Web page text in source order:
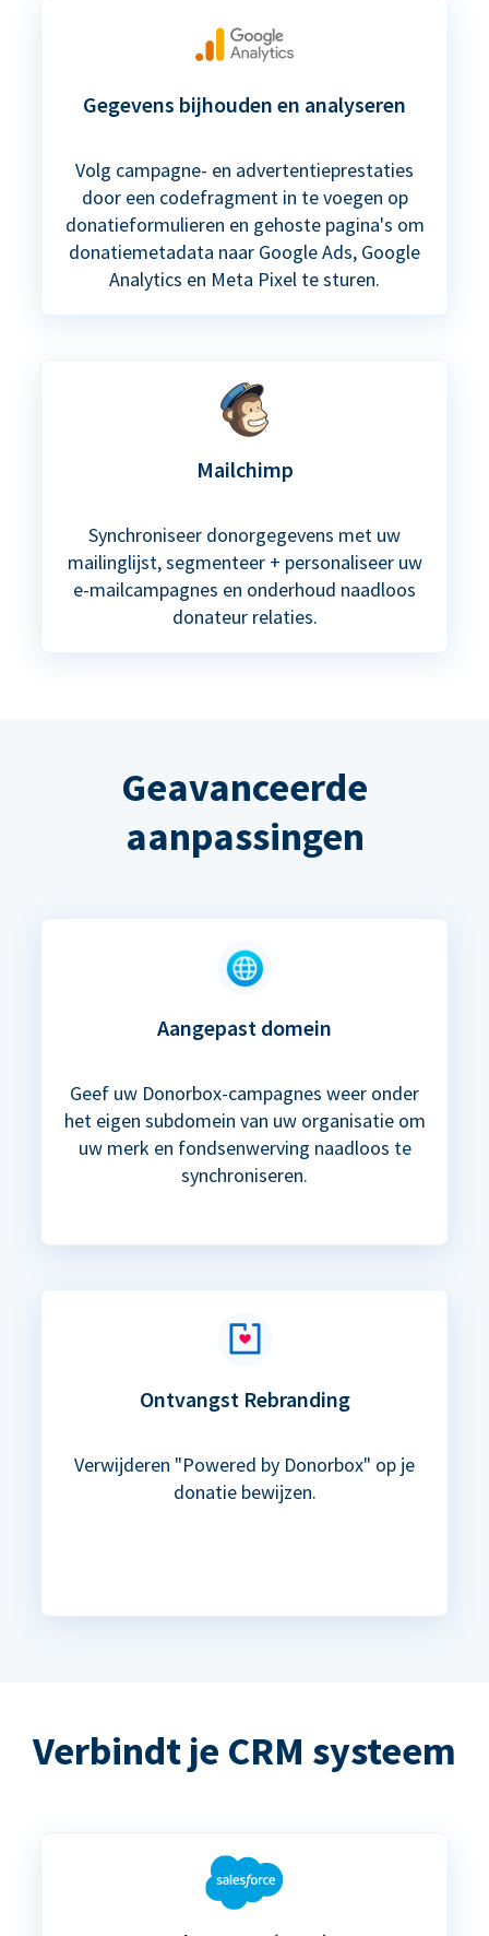
Gegevens bijhouden en analyseren
Volg campagne- en advertentieprestaties
door een codefragment in te voegen op
donatieformulieren en gehoste pagina's om
donatiemetadata naar Google Ads, Google
Analytics en Meta Pixel te sturen.
Mailchimp
Synchroniseer donorgegevens met uw
mailinglijst, segmenteer + personaliseer uw
e-mailcampagnes en onderhoud naadloos
donateur relaties.
Geavanceerde
aanpassingen
Aangepast domein
Geef uw Donorbox-campagnes weer onder
het eigen subdomein van uw organisatie om
uw merk en fondsenwerving naadloos te
synchroniseren.
Ontvangst Rebranding
Verwijderen "Powered by Donorbox" op je
donatie bewijzen.
Verbindt je CRM systeem